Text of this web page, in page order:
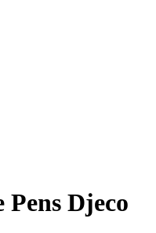
Pens Djeco